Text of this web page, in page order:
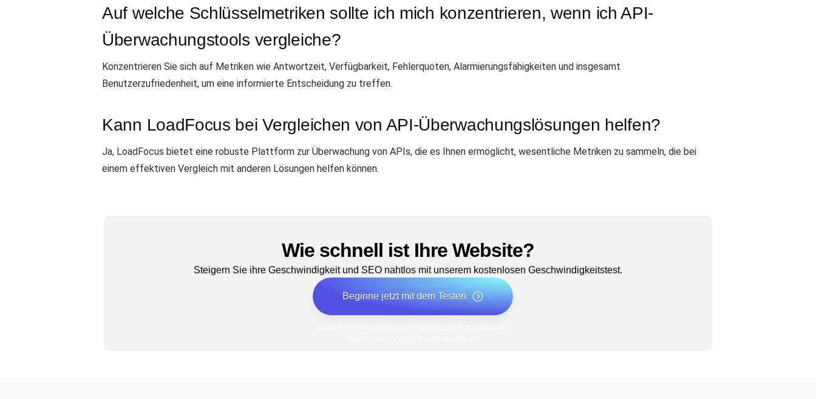
Auf welche Schlüsselmetriken sollte ich mich konzentrieren, wenn ich API-
Überwachungstools vergleiche?
Konzentrieren Sie sich auf Metriken wie Antwortzeit, Verfügbarkeit, Fehlerquoten, Alarmierungsfähigkeiten und insgesamt
Benutzerzufriedenheit, um eine informierte Entscheidung zu treffen.
Kann LoadFocus bei Vergleichen von API-Überwachungslösungen helfen?
Ja, LoadFocus bietet eine robuste Plattform zur Überwachung von APIs, die es Ihnen ermöglicht, wesentliche Metriken zu sammeln, die bei
einem effektiven Vergleich mit anderen Lösungen helfen können.
Wie schnell ist Ihre Website?
Steigern Sie ihre Geschwindigkeit und SEO nahtlos mit unserem kostenlosen Geschwindigkeitstest.
Beginne jetzt mit dem Testen